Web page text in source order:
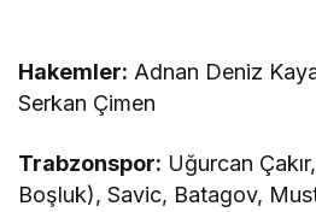
Hakemler: Adnan Deniz
Serkan Çimen
Trabzonspor: Uğurcan
Boşluk), Savic, Batagov,